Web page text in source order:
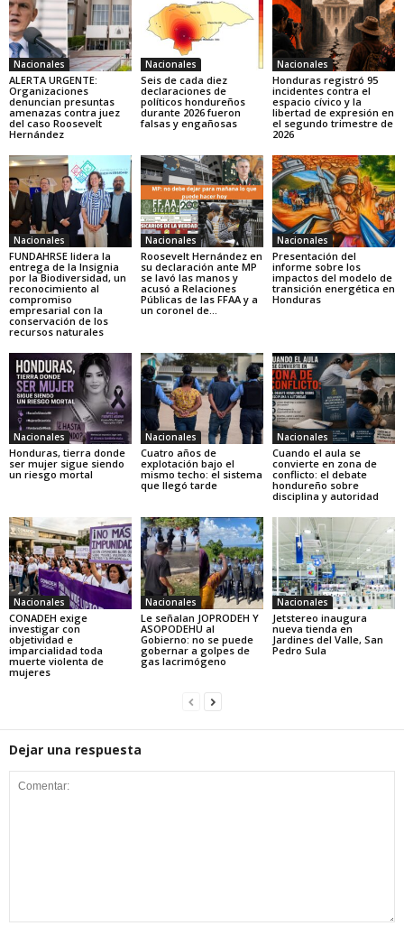
Nacionales
ALERTA URGENTE:
Organizaciones
denuncian presuntas
amenazas contra juez
del caso Roosevelt
Hernández
Nacionales
Seis de cada diez
declaraciones de
políticos hondureños
durante 2026 fueron
falsas y engañosas
Nacionales
Honduras registró 95
incidentes contra el
espacio cívico y la
libertad de expresión en
el segundo trimestre de
2026
Nacionales
FUNDAHRSE lidera la
entrega de la Insignia
por la Biodiversidad, un
reconocimiento al
compromiso
empresarial con la
conservación de los
recursos naturales
Nacionales
Roosevelt Hernández en
su declaración ante MP
se lavó las manos y
acusó a Relaciones
Públicas de las FFAA y a
un coronel de...
Nacionales
Presentación del
informe sobre los
impactos del modelo de
transición energética en
Honduras
Nacionales
Honduras, tierra donde
ser mujer sigue siendo
un riesgo mortal
Nacionales
Cuatro años de
explotación bajo el
mismo techo: el sistema
que llegó tarde
Nacionales
Cuando el aula se
convierte en zona de
conflicto: el debate
hondureño sobre
disciplina y autoridad
Nacionales
CONADEH exige
investigar con
objetividad e
imparcialidad toda
muerte violenta de
mujeres
Nacionales
Le señalan JOPRODEH Y
ASOPODEHU al
Gobierno: no se puede
gobernar a golpes de
gas lacrimógeno
Nacionales
Jetstereo inaugura
nueva tienda en
Jardines del Valle, San
Pedro Sula
Dejar una respuesta